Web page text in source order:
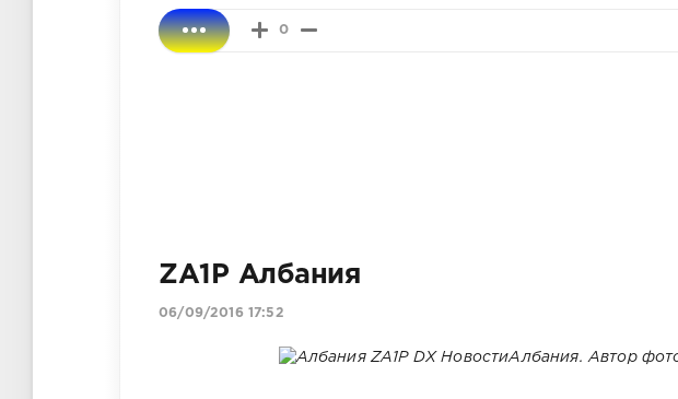
0
ZA1P Албания
06/09/2016 17:52
Албания. Автор